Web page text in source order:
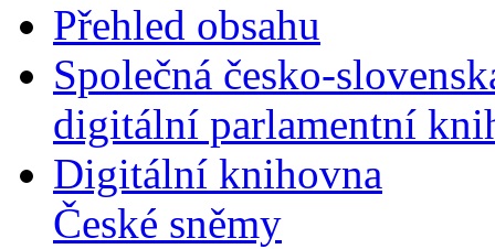
Přehled obsahu
Společná česko-
digitální parlamentní
Digitální knihovna
České sněmy